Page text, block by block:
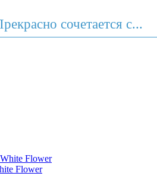
сочетается с...
Flower